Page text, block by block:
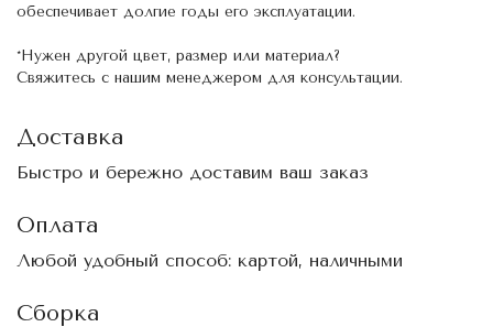
обеспечивает долгие годы его эксплуатации.
*Нужен другой цвет, размер или материал?
Свяжитесь с нашим менеджером для консультации.
Доставка
Быстро и бережно доставим ваш заказ
Оплата
Любой удобный способ: картой, наличными
Сборка